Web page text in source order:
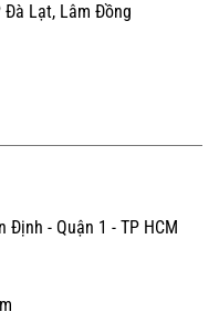
Đà Lạt, Lâm Đồng
Định - Quận 1 - TP HCM